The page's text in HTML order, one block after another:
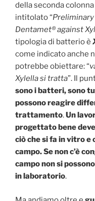
della seconda
intitolato “
Dentamet® against
tipologia di batterio è
come indicato anche
potrebbe obiettare: “
Xylella si tratta”. Il
sono i batteri, sono
possono reagire
trattamento.Un
progettato bene
ciò che si fa in vitro e
campo. Se non c’è
campo non si
in laboratorio.